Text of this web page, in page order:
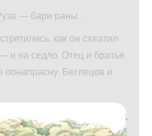
— бари раны…
как он схватил
и на седло. Отец и братья
понапрасну. Беглецов и